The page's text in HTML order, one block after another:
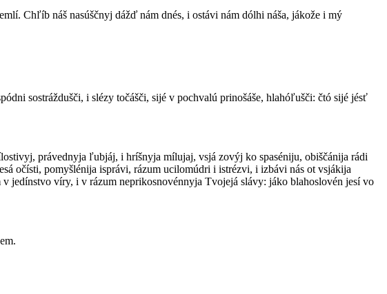
Chľíb náš nasúščnyj dážď nám dnés, i ostávi nám dólhi náša, jákože i mý
sostráždušči, i slézy točášči, sijé v pochvalú prinošáše, hlahóľušči: čtó sijé jésť
právednyja ľubjáj, i hríšnyja mílujaj, vsjá zovýj ko spaséniju, obiščánija rádi
očísti, pomyšlénija isprávi, rázum ucilomúdri i istrézvi, i izbávi nás ot vsjákija
víry, i v rázum neprikosnovénnyja Tvojejá slávy: jáko blahoslovén jesí vo